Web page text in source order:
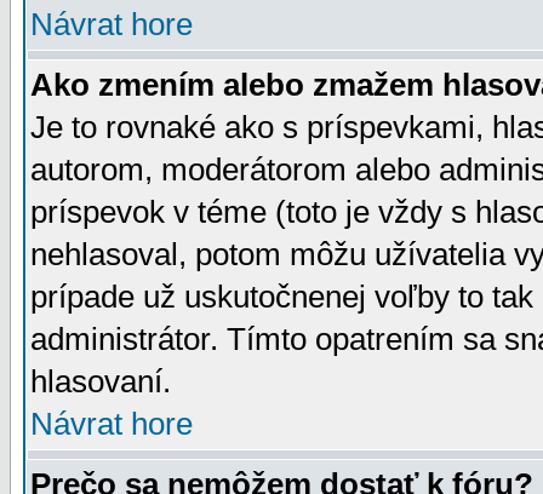
Návrat hore
Ako zmením alebo zmažem
Je to rovnaké ako s príspevkami,
autorom, moderátorom alebo
príspevok v téme (toto je vždy s
nehlasoval, potom môžu užívatelia
prípade už uskutočnenej voľby to
administrátor. Tímto opatrením sa
hlasovaní.
Návrat hore
Prečo sa nemôžem dostať k fóru?